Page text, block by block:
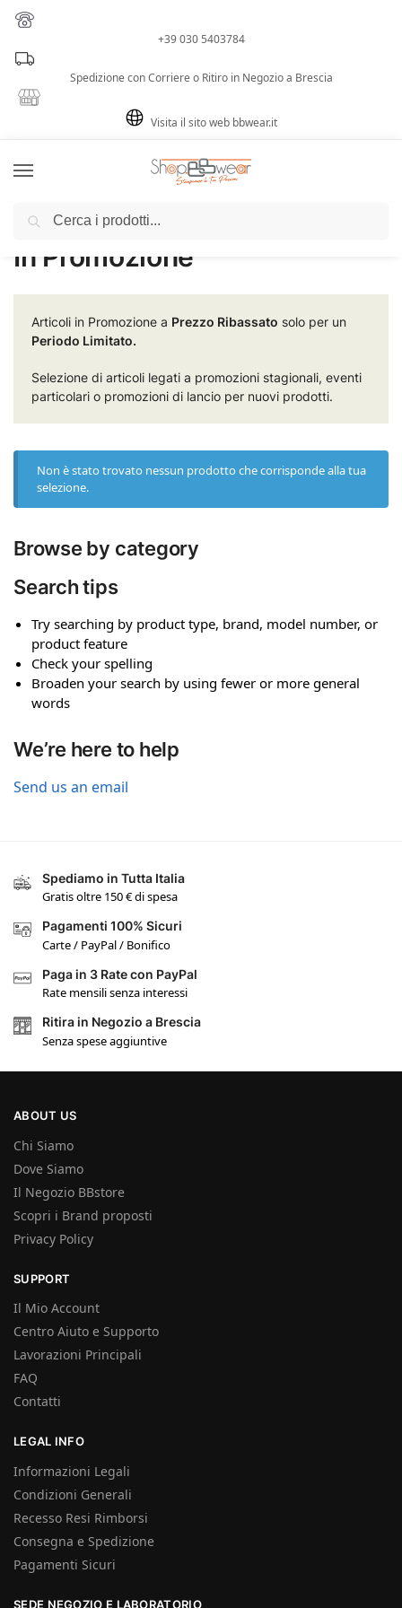
+39 030 5403784
Spedizione con Corriere o Ritiro in Negozio a Brescia
Visita il sito web bbwear.it
Home / Prodotti taggati “In Promozione”
In Promozione
Articoli in Promozione a Prezzo Ribassato solo per un
Periodo Limitato.
Selezione di articoli legati a promozioni stagionali, eventi
particolari o promozioni di lancio per nuovi prodotti.
Non è stato trovato nessun prodotto che corrisponde alla tua
selezione.
Browse by category
Search tips
Try searching by product type, brand, model number, or
product feature
Check your spelling
Broaden your search by using fewer or more general
words
We’re here to help
Send us an email
Spediamo in Tutta Italia
Gratis oltre 150 € di spesa
Pagamenti 100% Sicuri
Carte / PayPal / Bonifico
Paga in 3 Rate con PayPal
Rate mensili senza interessi
Ritira in Negozio a Brescia
Senza spese aggiuntive
ABOUT US
Chi Siamo
Dove Siamo
Il Negozio BBstore
Scopri i Brand proposti
Privacy Policy
SUPPORT
Il Mio Account
Centro Aiuto e Supporto
Lavorazioni Principali
FAQ
Contatti
LEGAL INFO
Informazioni Legali
Condizioni Generali
Recesso Resi Rimborsi
Consegna e Spedizione
Pagamenti Sicuri
SEDE NEGOZIO E LABORATORIO